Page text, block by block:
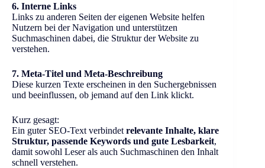
6. Interne Links
Links zu anderen Seiten der eigenen Website helfen
Nutzern bei der Navigation und unterstützen
Suchmaschinen dabei, die Struktur der Website zu
verstehen.
7. Meta-Titel und Meta-Beschreibung
Diese kurzen Texte erscheinen in den Suchergebnissen
und beeinflussen, ob jemand auf den Link klickt.
Kurz gesagt:
Ein guter SEO-Text verbindet relevante Inhalte, klare
Struktur, passende Keywords und gute Lesbarkeit,
damit sowohl Leser als auch Suchmaschinen den Inhalt
schnell verstehen.